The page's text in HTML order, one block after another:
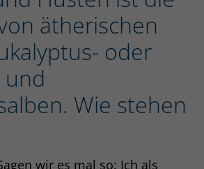
ätherischen
oder
und
Wie stehen
wir es mal so: Ich als